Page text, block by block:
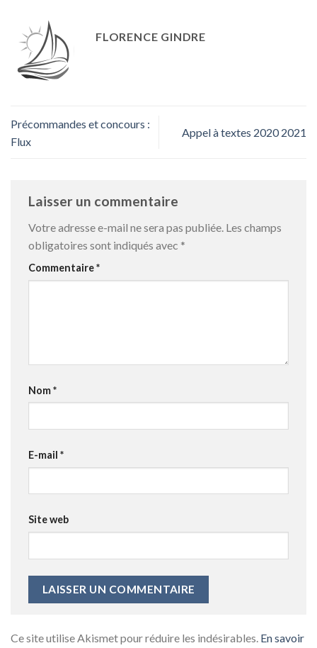
FLORENCE GINDRE
Précommandes et concours :
Flux
Appel à textes 2020 2021
Laisser un commentaire
Votre adresse e-mail ne sera pas publiée. Les champs
obligatoires sont indiqués avec *
Commentaire*
Nom*
E-mail *
Site web
Ce site utilise Akismet pour réduire les indésirables. En savoir